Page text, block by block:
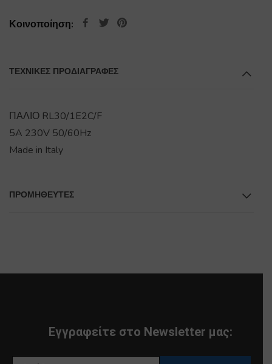
Κοινοποίηση:
ΤΕΧΝΙΚΕΣ ΠΡΟΔΙΑΓΡΑΦΕΣ
ΠΑΛΙΟ RL30/1E2C/F
5A 230V 50/60Hz
Made in Italy
ΠΡΟΜΗΘΕΥΤΕΣ
Εγγραφείτε στο Newsletter μας: